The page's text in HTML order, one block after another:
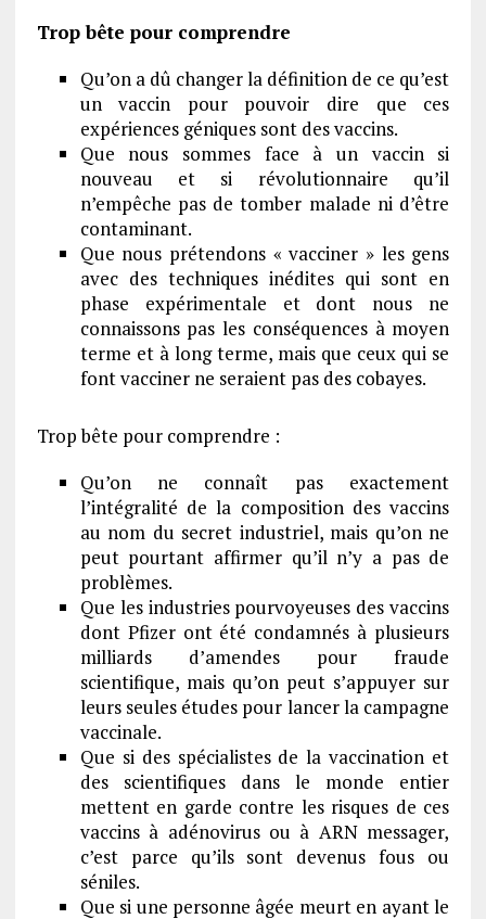
Trop bête pour comprendre
Qu’on a dû changer la définition de ce qu’est
un vaccin pour pouvoir dire que ces
expériences géniques sont des vaccins.
Que nous sommes face à un vaccin si
nouveau et si révolutionnaire qu’il
n’empêche pas de tomber malade ni d’être
contaminant.
Que nous prétendons « vacciner » les gens
avec des techniques inédites qui sont en
phase expérimentale et dont nous ne
connaissons pas les conséquences à moyen
terme et à long terme, mais que ceux qui se
font vacciner ne seraient pas des cobayes.
Trop bête pour comprendre :
Qu’on ne connaît pas exactement
l’intégralité de la composition des vaccins
au nom du secret industriel, mais qu’on ne
peut pourtant affirmer qu’il n’y a pas de
problèmes.
Que les industries pourvoyeuses des vaccins
dont Pfizer ont été condamnés à plusieurs
milliards d’amendes pour fraude
scientifique, mais qu’on peut s’appuyer sur
leurs seules études pour lancer la campagne
vaccinale.
Que si des spécialistes de la vaccination et
des scientifiques dans le monde entier
mettent en garde contre les risques de ces
vaccins à adénovirus ou à ARN messager,
c’est parce qu’ils sont devenus fous ou
séniles.
Que si une personne âgée meurt en ayant le